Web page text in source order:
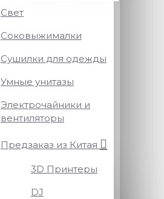
Свет
Соковыжималки
Сушилки для одежды
Умные унитазы
Электрочайники и
вентиляторы
Предзаказ из Китая
3D Принтеры
DJ